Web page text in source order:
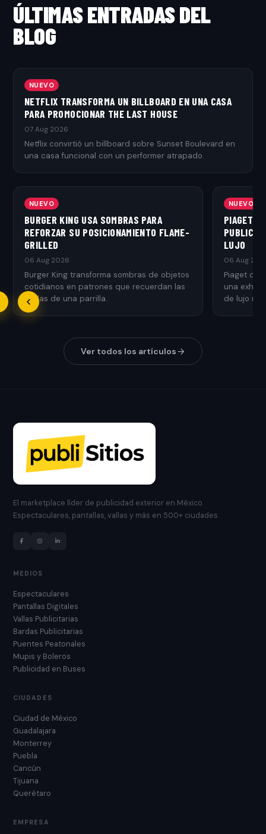
ÚLTIMAS ENTRADAS DEL
BLOG
NUEVO
NETFLIX TRANSFORMA UN BILLBOARD EN UNA CASA
PARA PROMOCIONAR THE LAST HOUSE
07 Aug 2026
Netflix convirtió un billboard sobre Sunset Boulevard en
una casa funcional con un performer atrapado.
NUEVO
BURGER KING USA SOMBRAS PARA
REFORZAR SU POSICIONAMIENTO FLAME-
GRILLED
06 Aug 2026
Burger King transforma sombras de objetos
cotidianos en patrones que recuerdan las
rejillas de una parrilla.
NUEVO
PIAGET
LUJO
06 Aug
Piaget
una
de lujo
Ver todos los artículos
El marketplace líder de publicidad exterior en México.
Espectaculares, pantallas, vallas y más en 500+ ciudades.
MEDIOS
Espectaculares
Pantallas Digitales
Vallas Publicitarias
Bardas Publicitarias
Puentes Peatonales
Mupis y Boleros
Publicidad en Buses
CIUDADES
Ciudad de México
Guadalajara
Monterrey
Puebla
Cancún
Tijuana
Querétaro
EMPRESA